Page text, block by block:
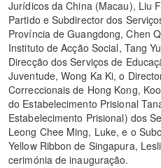
Jurídicos da China (Macau), Liu
Partido e Subdirector dos
Província de Guangdong, Chen
Instituto de Acção Social, Tang
Direcção dos Serviços de
Juventude, Wong Ka Ki, o
Correccionais de Hong Kong,
do Estabelecimento Prisional
Estabelecimento Prisional) dos
Leong Chee Ming, Luke, e o
Yellow Ribbon de Singapura,
cerimónia de inauguração.